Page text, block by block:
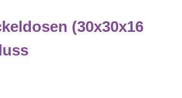
(30x30x16